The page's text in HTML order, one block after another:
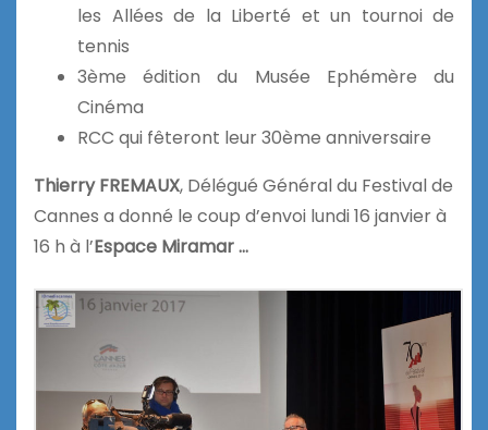
les Allées de la Liberté et un tournoi de
tennis
3ème édition du Musée Ephémère du
Cinéma
RCC qui fêteront leur 30ème anniversaire
Thierry FREMAUX, Délégué Général du Festival de
Cannes a donné le coup d’envoi lundi 16 janvier à
16 h à l’Espace Miramar …